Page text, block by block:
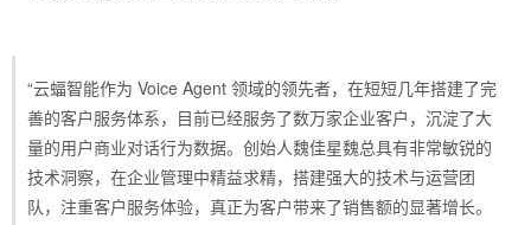
“云蝠智能作为 Voice Agent 领域的领先者，在短短几年搭建了完
善的客户服务体系，目前已经服务了数万家企业客户，沉淀了大
量的用户商业对话行为数据。创始人魏佳星魏总具有非常敏锐的
技术洞察，在企业管理中精益求精，搭建强大的技术与运营团
队，注重客户服务体验，真正为客户带来了销售额的显著增长。